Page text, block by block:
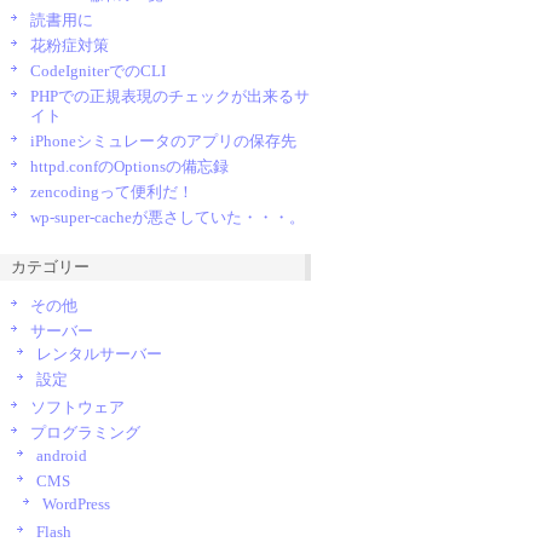
読書用に
花粉症対策
CodeIgniterでのCLI
PHPでの正規表現のチェックが出来るサ
イト
iPhoneシミュレータのアプリの保存先
httpd.confのOptionsの備忘録
zencodingって便利だ！
wp-super-cacheが悪さしていた・・・。
カテゴリー
その他
サーバー
レンタルサーバー
設定
ソフトウェア
プログラミング
android
CMS
WordPress
Flash